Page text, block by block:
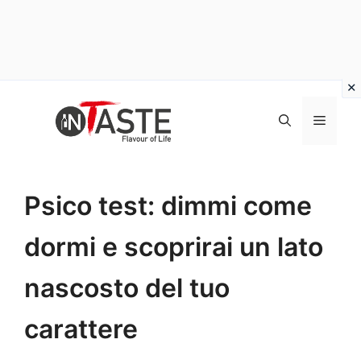
Menu
Psico test: dimmi come
dormi e scoprirai un lato
nascosto del tuo
carattere